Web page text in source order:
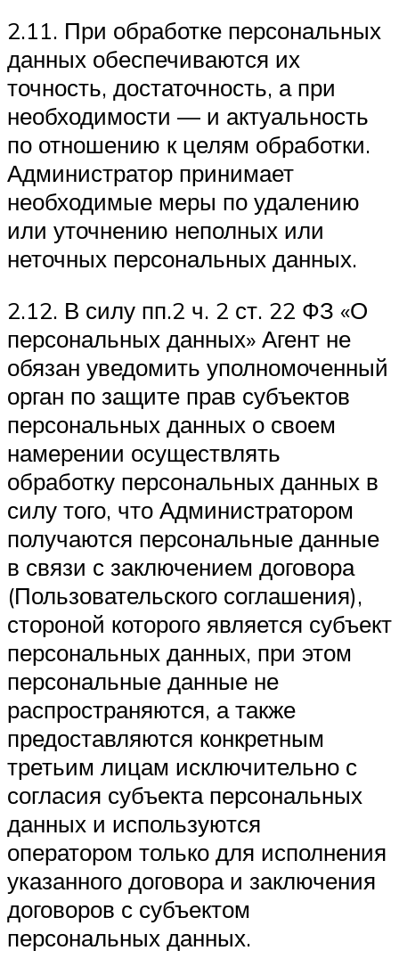
2.11. При обработке персональных
данных обеспечиваются их
точность, достаточность, а при
необходимости — и актуальность
по отношению к целям обработки.
Администратор принимает
необходимые меры по удалению
или уточнению неполных или
неточных персональных данных.
2.12. В силу пп.2 ч. 2 ст. 22 ФЗ «О
персональных данных» Агент не
обязан уведомить уполномоченный
орган по защите прав субъектов
персональных данных о своем
намерении осуществлять
обработку персональных данных в
силу того, что Администратором
получаются персональные данные
в связи с заключением договора
(Пользовательского соглашения),
стороной которого является субъект
персональных данных, при этом
персональные данные не
распространяются, а также
предоставляются конкретным
третьим лицам исключительно с
согласия субъекта персональных
данных и используются
оператором только для исполнения
указанного договора и заключения
договоров с субъектом
персональных данных.